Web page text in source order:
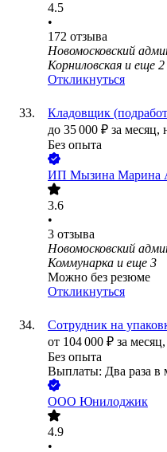
4.5
•
172 отзыва
Новомосковский
Корниловская и еще 2
Откликнуться
Кладовщик
до 35 000 ₽ за месяц,
Без опыта
ИП Мызина Марина
3.6
•
3 отзыва
Новомосковский
Коммунарка и еще 3
Можно без резюме
Откликнуться
Сотрудник на
от 104 000 ₽ за месяц,
Без опыта
Выплаты: Два раза в
ООО Юнилоджик
4.9
•